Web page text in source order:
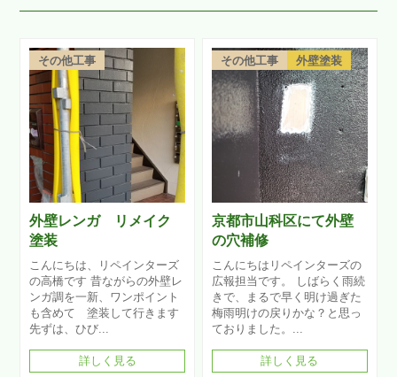
その他工事
外壁レンガ リメイク
塗装
こんにちは、リペインターズ
の高橋です 昔ながらの外壁レ
ンガ調を一新、ワンポイント
も含めて 塗装して行きます
先ずは、ひび...
詳しく見る
その他工事 外壁塗装
京都市山科区にて外壁
の穴補修
こんにちはリペインターズの
広報担当です。 しばらく雨続
きで、まるで早く明け過ぎた
梅雨明けの戻りかな？と思っ
ておりました。...
詳しく見る